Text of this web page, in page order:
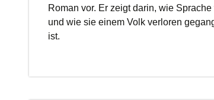
Roman vor. Er zeigt darin, wie Sprache
und wie sie einem Volk verloren
ist.